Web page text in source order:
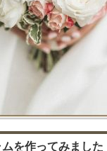
を作ってみました